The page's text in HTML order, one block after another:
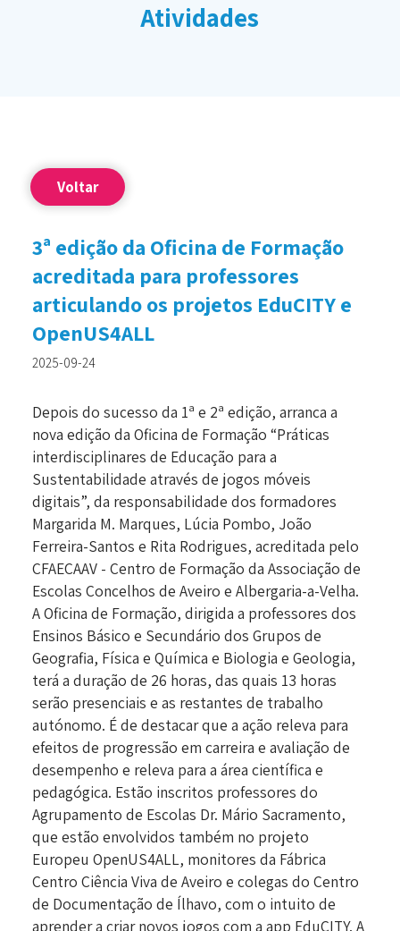
Atividades
Voltar
3ª edição da Oficina de Formação
acreditada para professores
articulando os projetos EduCITY e
OpenUS4ALL
2025-09-24
Depois do sucesso da 1ª e 2ª edição, arranca a
nova edição da Oficina de Formação “Práticas
interdisciplinares de Educação para a
Sustentabilidade através de jogos móveis
digitais”, da responsabilidade dos formadores
Margarida M. Marques, Lúcia Pombo, João
Ferreira-Santos e Rita Rodrigues, acreditada pelo
CFAECAAV - Centro de Formação da Associação de
Escolas Concelhos de Aveiro e Albergaria-a-Velha.
A Oficina de Formação, dirigida a professores dos
Ensinos Básico e Secundário dos Grupos de
Geografia, Física e Química e Biologia e Geologia,
terá a duração de 26 horas, das quais 13 horas
serão presenciais e as restantes de trabalho
autónomo. É de destacar que a ação releva para
efeitos de progressão em carreira e avaliação de
desempenho e releva para a área científica e
pedagógica. Estão inscritos professores do
Agrupamento de Escolas Dr. Mário Sacramento,
que estão envolvidos também no projeto
Europeu OpenUS4ALL, monitores da Fábrica
Centro Ciência Viva de Aveiro e colegas do Centro
de Documentação de Ílhavo, com o intuito de
aprender a criar novos jogos com a app EduCITY. A